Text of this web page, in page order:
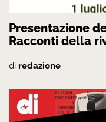
Presentazione
Racconti della
di redazione